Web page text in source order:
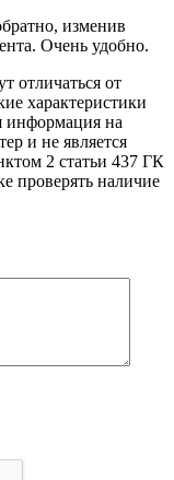
изменив
Очень удобно.
отличаться от
характеристики
информация на
и не является
2 статьи 437 ГК
проверять наличие